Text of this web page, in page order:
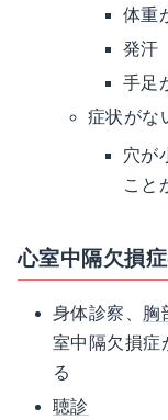
体重
発汗
手
症状がな
穴が
こと
心室中隔欠損
身体診察、 胸
室中隔欠損症
る
聴診